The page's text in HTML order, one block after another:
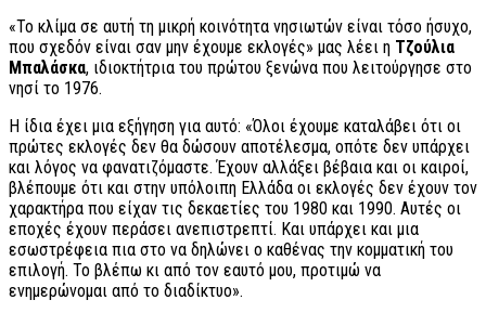
«Το κλίμα σε αυτή τη μικρή κοινότητα νησιωτών είναι τόσο ήσυχο,
που σχεδόν είναι σαν μην έχουμε εκλογές» μας λέει η Τζούλια
Μπαλάσκα, ιδιοκτήτρια του πρώτου ξενώνα που λειτούργησε στο
νησί το 1976.
Η ίδια έχει μια εξήγηση για αυτό: «Όλοι έχουμε καταλάβει ότι οι
πρώτες εκλογές δεν θα δώσουν αποτέλεσμα, οπότε δεν υπάρχει
και λόγος να φανατιζόμαστε. Έχουν αλλάξει βέβαια και οι καιροί,
βλέπουμε ότι και στην υπόλοιπη Ελλάδα οι εκλογές δεν έχουν τον
χαρακτήρα που είχαν τις δεκαετίες του 1980 και 1990. Αυτές οι
εποχές έχουν περάσει ανεπιστρεπτί. Και υπάρχει και μια
εσωστρέφεια πια στο να δηλώνει ο καθένας την κομματική του
επιλογή. Το βλέπω κι από τον εαυτό μου, προτιμώ να
ενημερώνομαι από το διαδίκτυο».